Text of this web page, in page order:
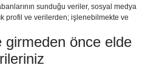
sunduğu veriler, sosyal medya
profil ve verilerden; işlenebilmekte ve
girmeden önce elde